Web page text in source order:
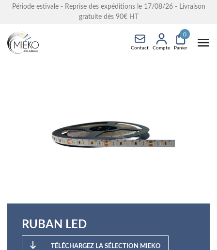
Période estivale - Reprise des expéditions le 17/08/26 - Livraison
gratuite dès 90€ HT
Contact Compte Panier
0
RUBAN LED
TÉLÉCHARGEZ LA SÉLECTION MIEKO